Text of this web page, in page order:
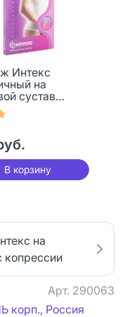
Интекс
на
сустав
2 кл
бежевый
В корзину
на
копрессии
Арт. 290063
корп., Россия